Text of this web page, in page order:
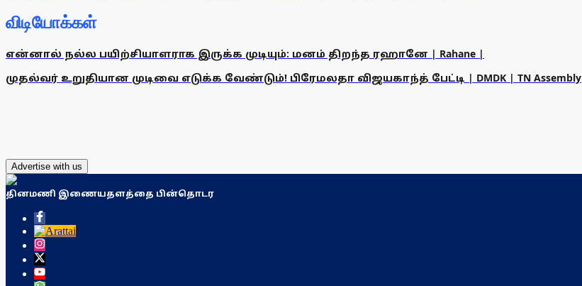
விடியோக்கள்
என்னால் நல்ல பயிற்சியாளராக இருக்க முடியும்: மனம் திறந்த ரஹானே | Rahane |
முதல்வர் உறுதியான முடிவை எடுக்க வேண்டும்! பிரேமலதா விஜயகாந்த் பேட்டி | DMDK | TN Assembly
Advertise with us
தினமணி இணையதளத்தை பின்தொடர